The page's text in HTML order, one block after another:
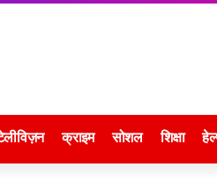
क्राइम सोशल शिक्षा